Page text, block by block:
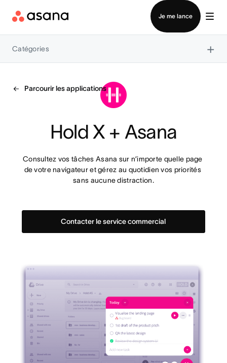
Je me lance
Contacter le service commercial
Catégories ×
Parcourir les applications
Hold X + Asana
Consultez vos tâches Asana sur n’importe quelle page
de votre navigateur et gérez au quotidien vos priorités
sans aucune distraction.
Contacter le service commercial